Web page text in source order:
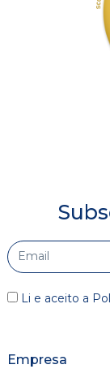
Li e aceito a
Empresa